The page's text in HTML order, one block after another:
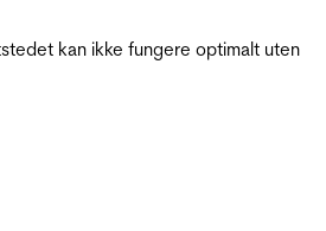
kan ikke fungere optimalt uten